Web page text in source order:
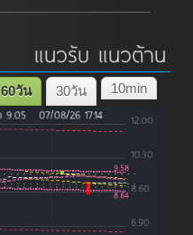
แนวรับ แนวต้าน
10min
30วัน
60วัน